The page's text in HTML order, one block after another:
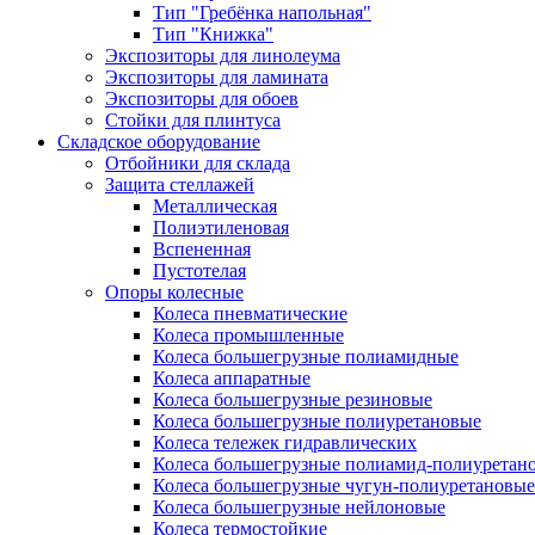
Тип "Гребёнка напольная"
Тип "Книжка"
Экспозиторы для линолеума
Экспозиторы для ламината
Экспозиторы для обоев
Стойки для плинтуса
Складское оборудование
Отбойники для склада
Защита стеллажей
Металлическая
Полиэтиленовая
Вспененная
Пустотелая
Опоры колесные
Колеса пневматические
Колеса промышленные
Колеса большегрузные полиамидные
Колеса аппаратные
Колеса большегрузные резиновые
Колеса большегрузные полиуретановые
Колеса тележек гидравлических
Колеса большегрузные полиамид-
Колеса большегрузные чугун-полиуретановые
Колеса большегрузные нейлоновые
Колеса термостойкие